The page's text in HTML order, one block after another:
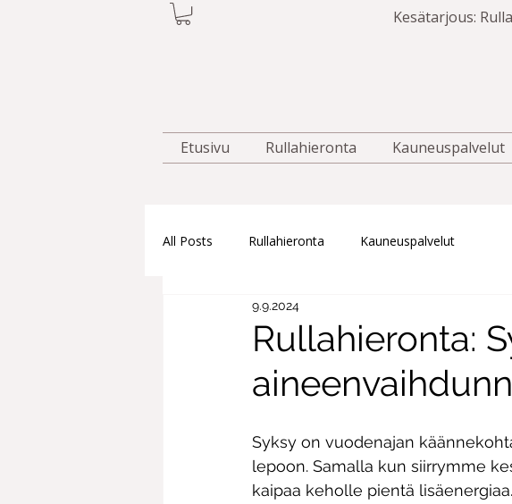
Kesätarjous:
Etusivu Rullahieronta Kauneuspalvelut
All Posts Rullahieronta Kauneuspalvelut
Rullahieronta:
9.9.2024
Syksy on vuodenajan
lepoon. Samalla kun siirrymme
kaipaa keholle pientä